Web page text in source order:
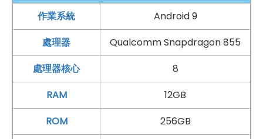
4,800 萬畫素 AI 雙鏡頭
BlackShark遊戲手機 2 高配版後置 4,800 萬畫素鏡頭
（F1.75光圈）+ 1,200 萬 長焦鏡頭（F2.2
援 PDAF 相位對焦、2 倍
，提供人像模式、暗光
增強技術，並搭載 AI 相機，可針對不同場景套用獨特的優
化效果，呈現清晰亮麗的拍攝效果。BlackShark
作業系統
Android 9
處理器
Qualcomm Snapdragon 855
處理器核心
8
RAM
12GB
ROM
256GB